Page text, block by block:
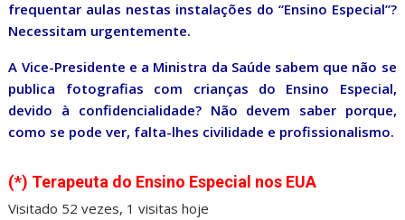
frequentar aulas nestas instalações do “Ensino Especial”?
Necessitam urgentemente.
A Vice-Presidente e a Ministra da Saúde sabem que não se
publica fotografias com crianças do Ensino Especial,
devido à confidencialidade? Não devem saber porque,
como se pode ver, falta-lhes civilidade e profissionalismo.
(*) Terapeuta do Ensino Especial nos EUA
Visitado 52 vezes, 1 visitas hoje